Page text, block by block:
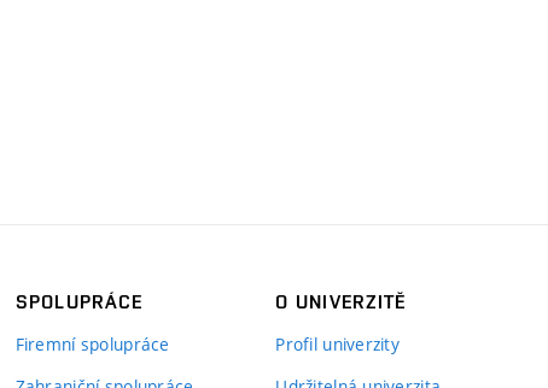
SPOLUPRÁCE
Firemní spolupráce
O UNIVERZITĚ
Profil univerzity